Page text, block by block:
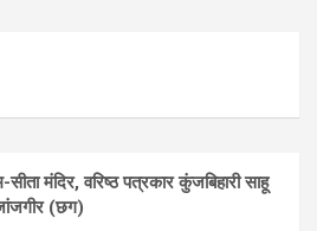
मंदिर, वरिष्ठ पत्रकार कुंजबिहारी साहू
(छग)